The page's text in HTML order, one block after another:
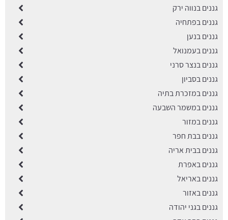
גננים בנווה ירק
גננים בפתחיה
גננים בנען
גננים בעמנואל
גננים בנצר סרני
גננים בסביון
גננים במזכרת בתיה
גננים במשמר השבעה
גננים במזור
גננים בבת חפר
גננים בבית אריה
גננים באפרת
גננים באריאל
גננים באזור
גננים בגני יהודה